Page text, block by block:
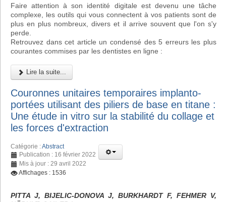
Faire attention à son identité digitale est devenu une tâche
complexe, les outils qui vous connectent à vos patients sont de
plus en plus nombreux, divers et il arrive souvent que l'on s'y
perde.
Retrouvez dans cet article un condensé des 5 erreurs les plus
courantes commises par les dentistes en ligne :
Lire la suite...
Couronnes unitaires temporaires implanto-
portées utilisant des piliers de base en titane :
Une étude in vitro sur la stabilité du collage et
les forces d'extraction
Catégorie :Abstract
Publication : 16 février 2022
Mis à jour : 29 avril 2022
Affichages : 1536
PITTA J, BIJELIC-DONOVA J, BURKHARDT F, FEHMER V,